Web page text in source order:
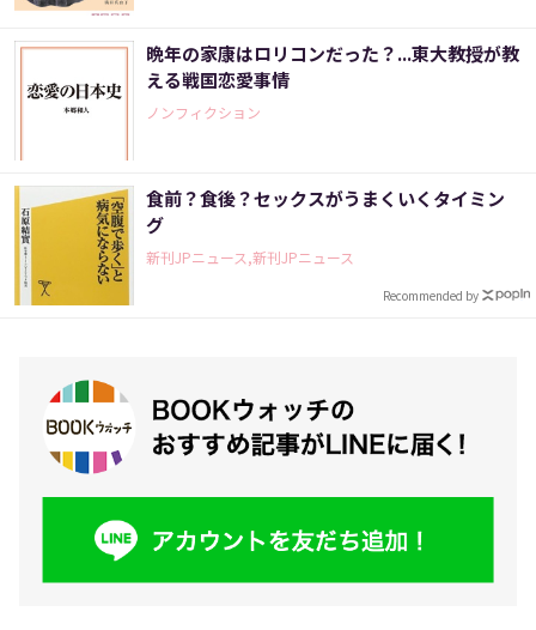
晩年の家康はロリコンだった？...東大教授が教
える戦国恋愛事情
ノンフィクション
食前？食後？セックスがうまくいくタイミン
グ
新刊JPニュース,新刊JPニュース
Recommended by